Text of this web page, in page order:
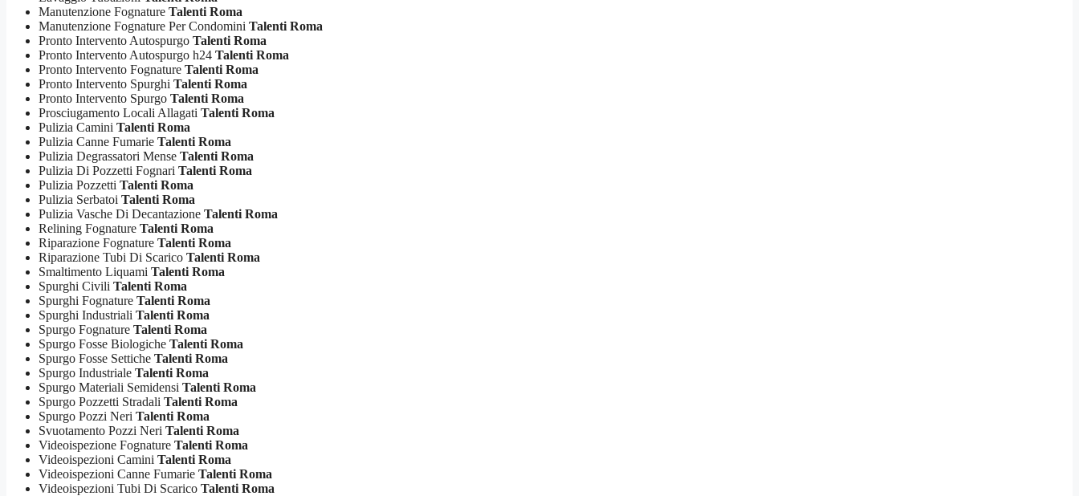
Manutenzione Fognature Talenti Roma
Manutenzione Fognature Per Condomini Talenti Roma
Pronto Intervento Autospurgo Talenti Roma
Pronto Intervento Autospurgo h24 Talenti Roma
Pronto Intervento Fognature Talenti Roma
Pronto Intervento Spurghi Talenti Roma
Pronto Intervento Spurgo Talenti Roma
Prosciugamento Locali Allagati Talenti Roma
Pulizia Camini Talenti Roma
Pulizia Canne Fumarie Talenti Roma
Pulizia Degrassatori Mense Talenti Roma
Pulizia Di Pozzetti Fognari Talenti Roma
Pulizia Pozzetti Talenti Roma
Pulizia Serbatoi Talenti Roma
Pulizia Vasche Di Decantazione Talenti Roma
Relining Fognature Talenti Roma
Riparazione Fognature Talenti Roma
Riparazione Tubi Di Scarico Talenti Roma
Smaltimento Liquami Talenti Roma
Spurghi Civili Talenti Roma
Spurghi Fognature Talenti Roma
Spurghi Industriali Talenti Roma
Spurgo Fognature Talenti Roma
Spurgo Fosse Biologiche Talenti Roma
Spurgo Fosse Settiche Talenti Roma
Spurgo Industriale Talenti Roma
Spurgo Materiali Semidensi Talenti Roma
Spurgo Pozzetti Stradali Talenti Roma
Spurgo Pozzi Neri Talenti Roma
Svuotamento Pozzi Neri Talenti Roma
Videoispezione Fognature Talenti Roma
Videoispezioni Camini Talenti Roma
Videoispezioni Canne Fumarie Talenti Roma
Videoispezioni Tubi Di Scarico Talenti Roma